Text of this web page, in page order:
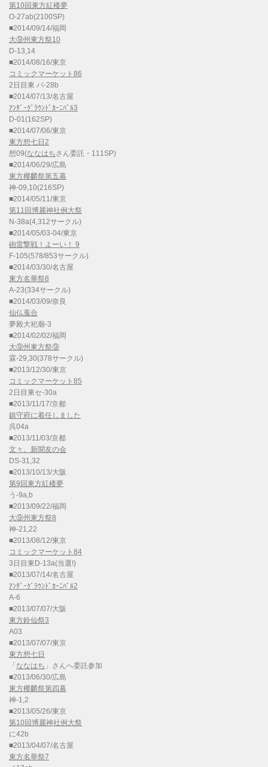
第10回東方紅楼夢
O-27ab(2100SP)
■2014/09/14/福岡
大⑨州東方祭10
D-13,14
■2014/08/16/東京
コミックマーケット86
2日目東 パ-28b
■2014/07/13/名古屋
ｱﾝﾀﾞｰｸﾞﾗｳﾝﾄﾞｶｰﾆﾊﾞﾙ3
D-01(162SP)
■2014/07/06/東京
東方想七日2
想09(ななはちさん委託・111SP)
■2014/06/29/広島
東方椰麟祭第五幕
神-09,10(216SP)
■2014/05/11/東京
第11回博麗神社例大祭
N-38a(4,312サークル)
■2014/05/03-04/東京
砲雷撃戦！よーい！ 9
F-105(578/853サークル)
■2014/03/30/名古屋
東方名華祭8
A-23(334サークル)
■2014/03/09/奈良
仙仏蒐合
夢殿大祀廟-3
■2014/02/02/福岡
大⑨州東方祭⑨
霖-29,30(378サークル)
■2013/12/30/東京
コミックマーケット85
2日目東セ-30a
■2013/11/17/京都
鎮守府に着任しました
呉04a
■2013/11/03/京都
文々。新聞友の会
DS-31,32
■2013/10/13/大阪
第9回東方紅楼夢
う-9a,b
■2013/09/22/福岡
大⑨州東方祭8
神-21,22
■2013/08/12/東京
コミックマーケット84
3日目東D-13a(当選!)
■2013/07/14/名古屋
ｱﾝﾀﾞｰｸﾞﾗｳﾝﾄﾞｶｰﾆﾊﾞﾙ2
A-6
■2013/07/07/大阪
東方鈴仙祭3
A03
■2013/07/07/東京
東方想七日
「 ななはち 」さんへ委託参加
■2013/06/30/広島
東方椰麟祭第四幕
神-1,2
■2013/05/26/東京
第10回博麗神社例大祭
に42b
■2013/04/07/名古屋
東方名華祭7